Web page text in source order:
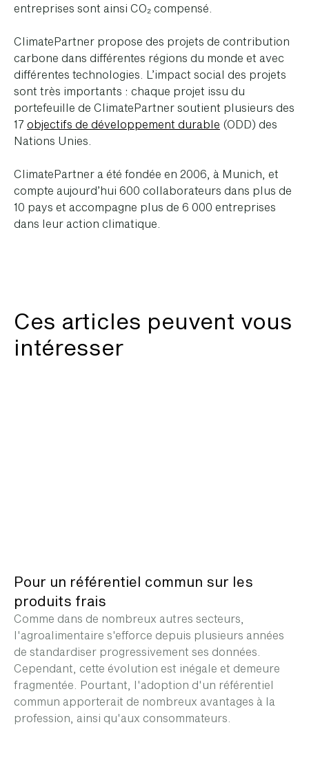
entreprises sont ainsi CO₂ compensé.
ClimatePartner propose des projets de contribution
carbone dans différentes régions du monde et avec
différentes technologies. L’impact social des projets
sont très importants : chaque projet issu du
portefeuille de ClimatePartner soutient plusieurs des
17 objectifs de développement durable (ODD) des
Nations Unies.
ClimatePartner a été fondée en 2006, à Munich, et
compte aujourd’hui 600 collaborateurs dans plus de
10 pays et accompagne plus de 6 000 entreprises
dans leur action climatique.
Ces articles peuvent vous
intéresser
Pour un référentiel commun sur les
produits frais
Comme dans de nombreux autres secteurs,
l'agroalimentaire s'efforce depuis plusieurs années
de standardiser progressivement ses données.
Cependant, cette évolution est inégale et demeure
fragmentée. Pourtant, l'adoption d'un référentiel
commun apporterait de nombreux avantages à la
profession, ainsi qu'aux consommateurs.